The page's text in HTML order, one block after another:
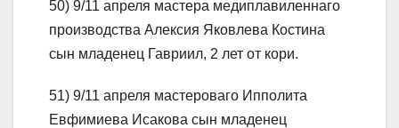
50) 9/11 апреля мастера медиплавиленнаго
производства Алексия Яковлева Костина
сын младенец Гавриил, 2 лет от кори.
51) 9/11 апреля мастероваго Ипполита
Евфимиева Исакова сын младенец